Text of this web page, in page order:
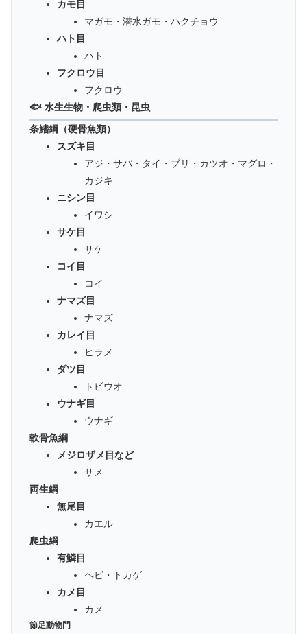
カモ目
マガモ・潜水ガモ・ハクチョウ
ハト目
ハト
フクロウ目
フクロウ
🐟 水生生物・爬虫類・昆虫
条鰭綱（硬骨魚類）
スズキ目
アジ・サバ・タイ・ブリ・カツオ・マグロ・
カジキ
ニシン目
イワシ
サケ目
サケ
コイ目
コイ
ナマズ目
ナマズ
カレイ目
ヒラメ
ダツ目
トビウオ
ウナギ目
ウナギ
軟骨魚綱
メジロザメ目など
サメ
両生綱
無尾目
カエル
爬虫綱
有鱗目
ヘビ・トカゲ
カメ目
カメ
節足動物門